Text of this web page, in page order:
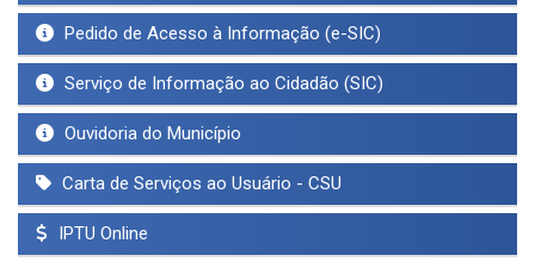
Pedido de Acesso à Informação (e-SIC)
Serviço de Informação ao Cidadão (SIC)
Ouvidoria do Município
Carta de Serviços ao Usuário - CSU
IPTU Online